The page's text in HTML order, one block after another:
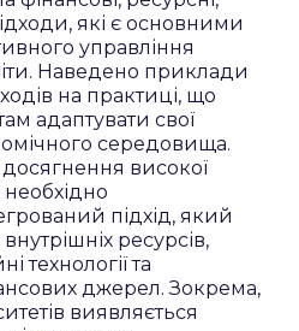
які є основними
управління
Наведено приклади
на практиці, що
адаптувати свої
середовища.
високої
необхідно
підхід, який
ресурсів,
технології та
джерел. Зокрема,
виявляється